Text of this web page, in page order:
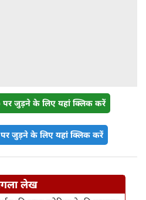
पर जुड़ने के लिए यहां क्लिक करें
जुड़ने के लिए यहां क्लिक करें
लेख